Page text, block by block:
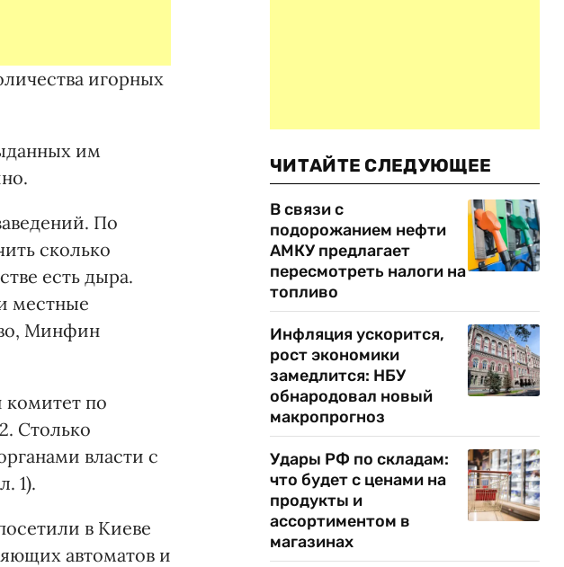
игорных
им
По
сколько
есть дыра.
местные
Минфин
комитет по
Столько
власти с
1).
в Киеве
автоматов и
ЧИТАЙТЕ СЛЕДУЮЩЕЕ
В связи с
подорожанием нефти
АМКУ предлагает
пересмотреть налоги на
топливо
Инфляция ускорится,
рост экономики
замедлится: НБУ
обнародовал новый
макропрогноз
Удары РФ по складам:
что будет с ценами на
продукты и
ассортиментом в
магазинах